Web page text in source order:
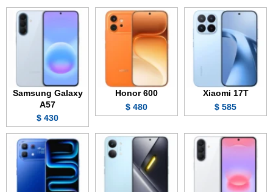
Xiaomi 17T
585 $
Honor 600
480 $
Samsung Galaxy
A57
430 $